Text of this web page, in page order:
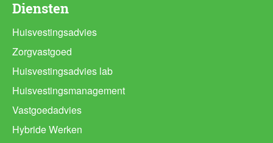
Diensten
Huisvestingsadvies
Zorgvastgoed
Huisvestingsadvies lab
Huisvestingsmanagement
Vastgoedadvies
Hybride Werken